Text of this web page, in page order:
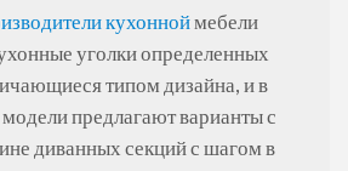
кухонноймебели
уголки определенных
типом дизайна, и в
предлагают варианты с
диванных секций с шагом в